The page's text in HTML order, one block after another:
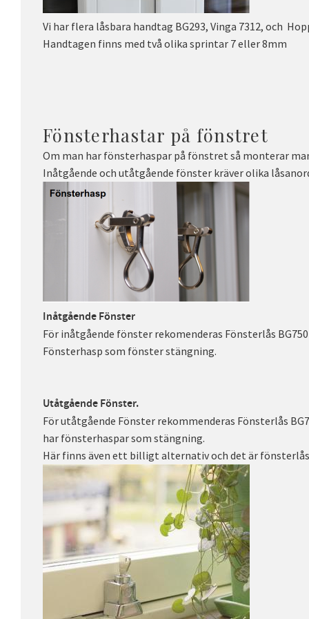
Vi har flera låsbara handtag BG293, Vinga 7312, och
Handtagen finns med två olika sprintar 7 eller 8mm
Fönsterhastar på fönstret
Om man har fönsterhaspar på fönstret så monterar
Inåtgående och utåtgående fönster kräver olika
Inåtgående Fönster
För inåtgående fönster rekomenderas Fönsterlås
Fönsterhasp som fönster stängning.
Utåtgående Fönster.
För utåtgående Fönster rekommenderas Fönsterlås
har fönsterhaspar som stängning.
Här finns även ett billigt alternativ och det är fönsterlås